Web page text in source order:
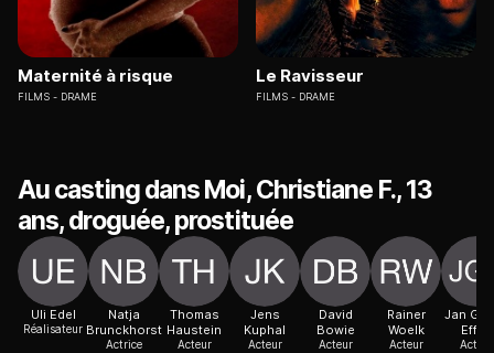
Maternité à risque
FILMS DRAME
Le Ravisseur
FILMS DRAME
Au casting dans Moi, Christiane F., 13
ans, droguée, prostituée
Uli Edel
Réalisateur
Natja
Brunckhorst
Actrice
Thomas
Haustein
Acteur
Jens
Kuphal
Acteur
David
Bowie
Acteur
Rainer
Woelk
Acteur
Jan
Effler
Acteur